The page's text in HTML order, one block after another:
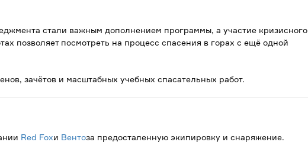
стали важным дополнением программы, а участие кризисного
позволяет посмотреть на процесс спасения в горах с ещё одной
зачётов и масштабных учебных спасательных работ.
Red Foxи Вентоза предосталенную экипировку и снаряжение.